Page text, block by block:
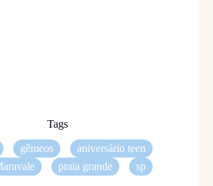
Tags
gêmeos
aniversário teen
praia grande sp